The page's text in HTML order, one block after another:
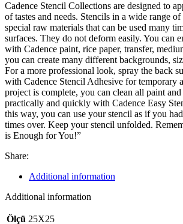
Cadence Stencil Collections are designed to
of tastes and needs. Stencils in a wide range of
special raw materials that can be used many
surfaces. They do not deform easily. You can
with Cadence paint, rice paper, transfer,
you can create many different backgrounds,
For a more professional look, spray the back
with Cadence Stencil Adhesive for temporary
project is complete, you can clean all paint and
practically and quickly with Cadence Easy
this way, you can use your stencil as if you
times over. Keep your stencil unfolded.
is Enough for You!”
Share:
Additional information
Additional information
Ölçü 25X25